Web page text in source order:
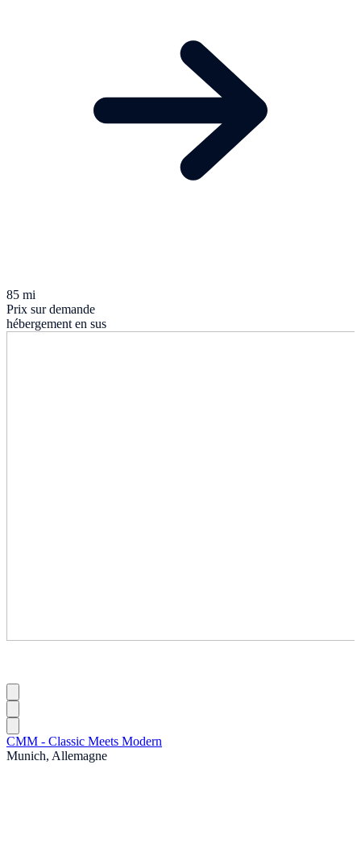
85 mi
Prix sur demande
hébergement en sus
CMM - Classic Meets Modern
Munich, Allemagne